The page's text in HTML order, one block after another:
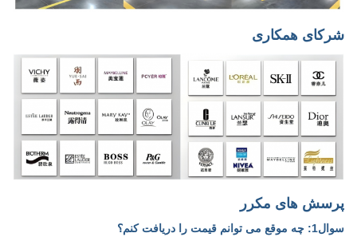
شرکای همکاری
پرسش های مکرر
سوال1: چه موقع می توانم قیمت را دریافت کنم؟